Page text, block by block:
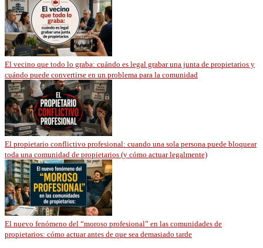
El vecino que todo lo graba: cuándo es legal grabar una junta de propietarios y
cuándo puede convertirse en un problema para la comunidad
El propietario conflictivo profesional: cuando una sola persona puede bloquear
toda una comunidad de propietarios (y cómo actuar legalmente)
El nuevo fenómeno del “moroso profesional” en las comunidades de
propietarios: cómo actuar antes de que sea demasiado tarde